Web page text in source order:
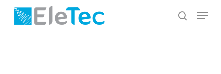
Salta
cerca
Menu